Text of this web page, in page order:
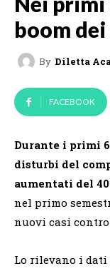
boom
By Diletta
FACEBOOK
Durante i primi
disturbi del
aumentati del
nel primo
nuovi casi contro
Lo rilevano i